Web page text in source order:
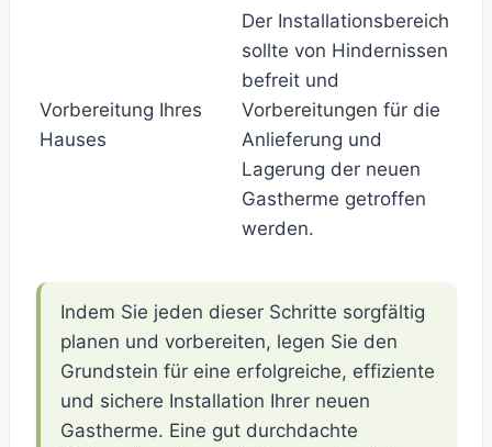
Vorbereitung Ihres
Hauses
Der Installationsbereich
sollte von Hindernissen
befreit und
Vorbereitungen für die
Anlieferung und
Lagerung der neuen
Gastherme getroffen
werden.
Indem Sie jeden dieser Schritte sorgfältig
planen und vorbereiten, legen Sie den
Grundstein für eine erfolgreiche, effiziente
und sichere Installation Ihrer neuen
Gastherme. Eine gut durchdachte